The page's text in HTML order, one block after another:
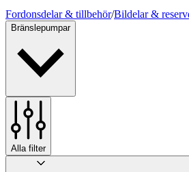
Fordonsdelar & tillbehör/Bildelar &
Bränslepumpar
Alla filter